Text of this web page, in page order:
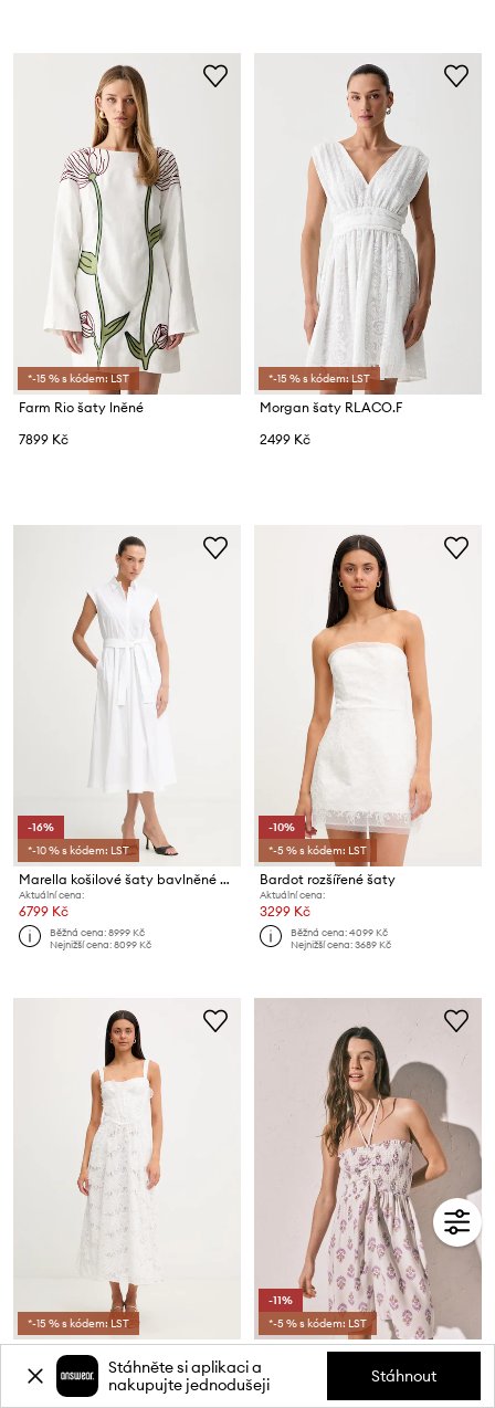
*-15 % s kódem: LST
Farm Rio šaty lněné
7899 Kč
*-15 % s kódem: LST
Morgan šaty RLACO.F
2499 Kč
-16%
*-10 % s kódem: LST
Marella košilové šaty bavlněné PADANA1
Aktuální cena:
6799 Kč
Běžná cena:8999 Kč
Nejnižší cena:8099 Kč
-10%
*-5 % s kódem: LST
Bardot rozšířené šaty
Aktuální cena:
3299 Kč
Běžná cena:4099 Kč
Nejnižší cena:3689 Kč
*-15 % s kódem: LST
Bardot korzetové šaty
6199 Kč
-11%
*-5 % s kódem: LST
women'secret letní šaty z viskózy
Aktuální cena:
709 Kč
Běžná cena:999 Kč
Stáhněte si aplikaci a
nakupujte jednodušeji
Stáhnout